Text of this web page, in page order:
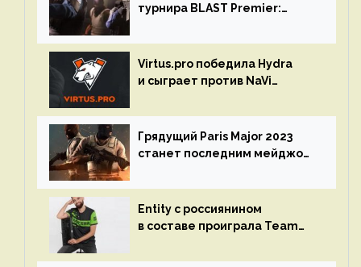
турнира BLAST Premier:
Virtus.pro победила Hydra
и сыграет против NaVi
Грядущий Paris Major 2023
станет последним мейджор-
Entity с россиянином
в составе проиграла Team